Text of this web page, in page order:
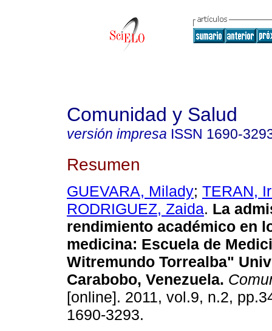
Comunidad y Salud
versión impresa ISSN 1690-
Resumen
GUEVARA, Milady; TERAN,
RODRIGUEZ, Zaida. La
rendimiento académico en
medicina: Escuela de
Witremundo Torrealba"
Carabobo, Venezuela.
[online]. 2011, vol.9, n.2,
1690-3293.